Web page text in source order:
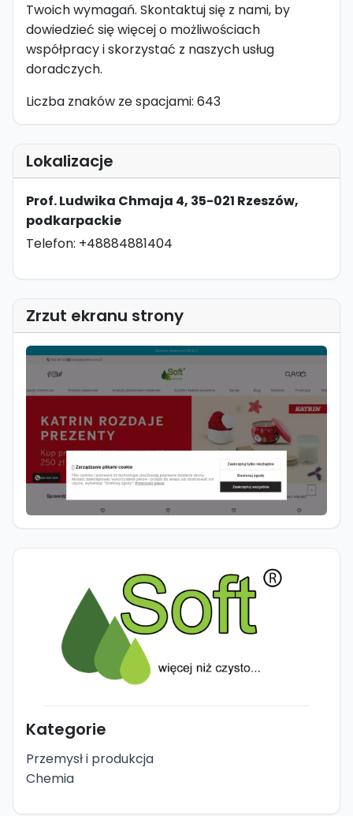
Twoich wymagań. Skontaktuj się z nami, by
dowiedzieć się więcej o możliwościach
współpracy i skorzystać z naszych usług
doradczych.
Liczba znaków ze spacjami: 643
Lokalizacje
Prof. Ludwika Chmaja 4, 35-021 Rzeszów,
podkarpackie
Telefon: +48884881404
Zrzut ekranu strony
Kategorie
Przemysł i produkcja
Chemia